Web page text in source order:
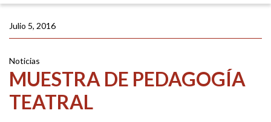
Julio 5, 2016
Noticias
MUESTRA DE PEDAGOGÍA
TEATRAL